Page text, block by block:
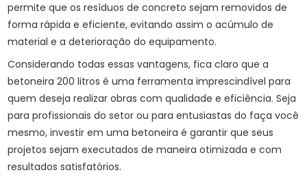
permite que os resíduos de concreto sejam removidos de
forma rápida e eficiente, evitando assim o acúmulo de
material e a deterioração do equipamento.
Considerando todas essas vantagens, fica claro que a
betoneira 200 litros é uma ferramenta imprescindível para
quem deseja realizar obras com qualidade e eficiência. Seja
para profissionais do setor ou para entusiastas do faça você
mesmo, investir em uma betoneira é garantir que seus
projetos sejam executados de maneira otimizada e com
resultados satisfatórios.